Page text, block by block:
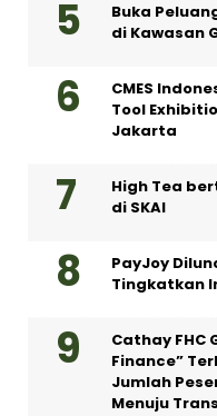
Buka
di Kawasan
CMES
Tool
Jakarta
High Tea
di SKAI
PayJoy
Tingkatkan
Cathay FHC
Finance”
Jumlah
Menuju